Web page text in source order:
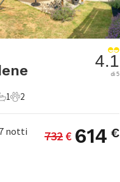
da letto
Bagno
1
2 Animali domestici
2
4.1
di 5
7 notti 732 € 614 €